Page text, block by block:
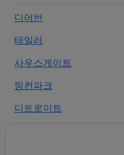
테일러 호텔
리버 루즈 호텔
앨렌 파크 호텔
디트로이트 메트로폴리탄
디어번
테일러
사우스게이트
링컨파크
디트로이트